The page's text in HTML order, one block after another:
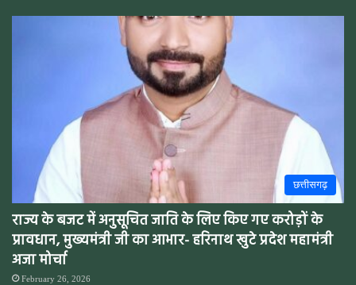
छत्तीसगढ़
राज्य के बजट में अनुसूचित जाति के लिए किए गए करोड़ों के
प्रावधान, मुख्यमंत्री जी का आभार- हरिनाथ खुटे प्रदेश महामंत्री
अजा मोर्चा
February 26, 2026